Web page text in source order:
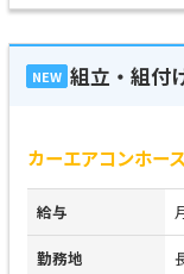
NEW 組立・組付
カーエアコンホー
給与
勤務地